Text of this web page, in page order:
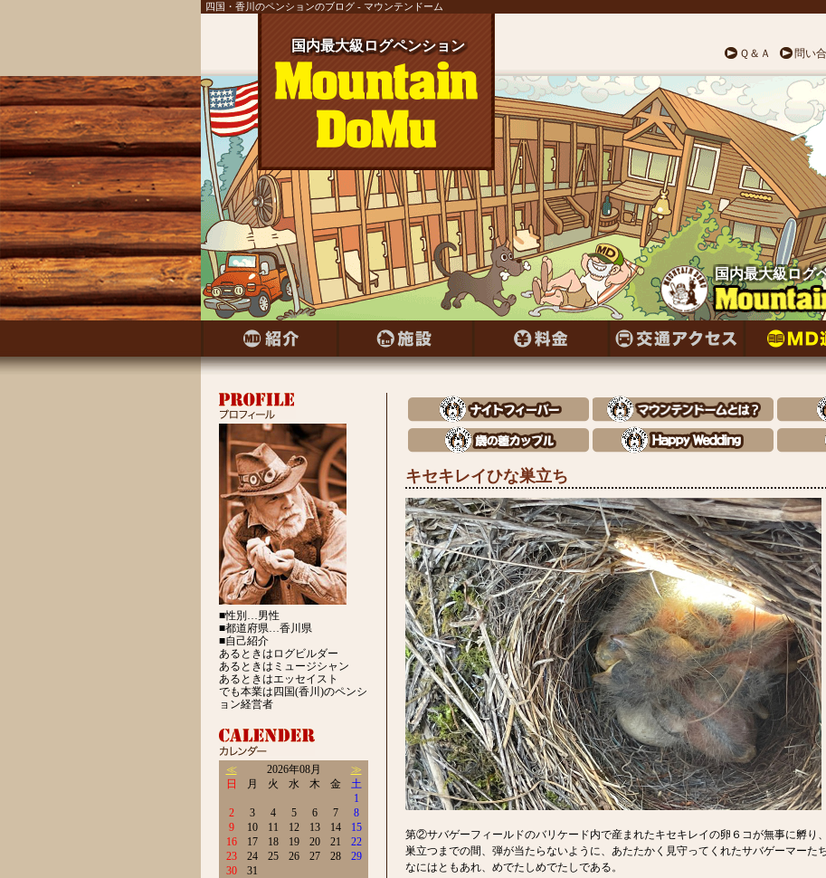
四国・香川のペンションのブログ - マウンテンドーム
Ｑ＆Ａ 問い
国内最大級ログペンション
国内最大級ログペンション
国内最大級ログペンション
国内最大級ログペンション
国内最大級ログペンション
国内最大級ログペンション
国内最大級ログペンション
国内最大級ログペンション
国内最大級ログペンション
国内最大級ログペンション
国内最大級ログペンション
国内最大級ログペンション
国内最大級ログペンション
国内最大級ログペンション
国内最大級ログペンション
国内最大級ログペンション
国内最大級ログペンション
国内最大級ログペンション
国内最大級ログペンション
国内最大級ログペンション
国内最大級ログペンション
国内最大級ログペンション
国内最大級ログペンション
国内最大級ログペンション
国内最大級ログペンション
国内最大級ログ
国内最大級ログ
国内最大級ログ
国内最大級ログ
国内最大級ログ
国内最大級ログ
国内最大級ログ
国内最大級ログ
国内最大級ログ
国内最大級ログ
国内最大級ログ
国内最大級ログ
国内最大級ログ
国内最大級ログ
国内最大級ログ
国内最大級ログ
国内最大級ログ
国内最大級ログ
国内最大級ログ
国内最大級ログ
国内最大級ログ
国内最大級ログ
国内最大級ログ
国内最大級ログ
国内最大級ログ
■性別…男性
■都道府県…香川県
■自己紹介
あるときはログビルダー
あるときはミュージシャン
あるときはエッセイスト
でも本業は四国(香川)のペンシ
ョン経営者
≪ 2026年08月
≫
日
月 火 水 木 金
土
1
2
3 4 5 6 7
8
9
10 11 12 13 14
15
16
17 18 19 20 21
22
23
24 25 26 27 28
29
30
31
キセキレイひな巣立ち
第②サバゲーフィールドのバリケード内で産まれたキセキレイの卵６コが無事に孵り
巣立つまでの間、弾が当たらないように、あたたかく見守ってくれたサバゲーマーた
なにはともあれ、めでたしめでたしである。